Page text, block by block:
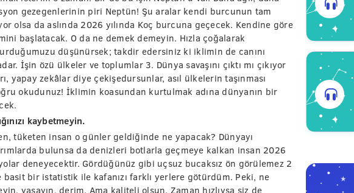
gezegenlerinin piri Neptün! Şu aralar kendi burcunun tam
olsa da aslında 2026 yılında Koç burcuna geçecek. Kendine göre
başlatacak. O da ne demek demeyin. Hızla çoğalarak
düşünürsek; takdir edersiniz ki iklimin de canını
İşin özü ülkeler ve toplumlar 3. Dünya savaşını çıktı mı çıkıyor
yapay zekâlar diye çekişedursunlar, asıl ülkelerin taşınması
okudunuz! İklimin koasundan kurtulmak adına dünyanın bir
kaybetmeyin.
tüketen insan o günler geldiğinde ne yapacak? Dünyayı
bulunsa da denizleri botlarla geçmeye kalkan insan 2026
deneyecektir. Gördüğünüz gibi uçsuz bucaksız ön görülemez 2
bir istatistik ile kafanızı farklı yerlere götürdüm. Peki, ne
yaşayın, derim. Ama kaliteli olsun. Zaman hızlıysa siz de